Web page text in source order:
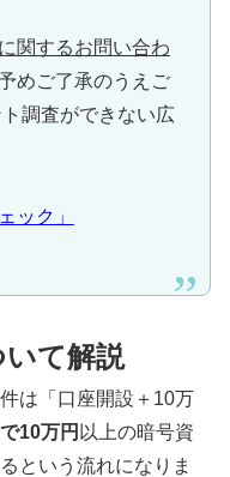
関するお問い合わ
めご了承のうえご
調査ができない広
ック」
て解説
は「口座開設＋10万
10万円 以上の暗号資
という流れになりま